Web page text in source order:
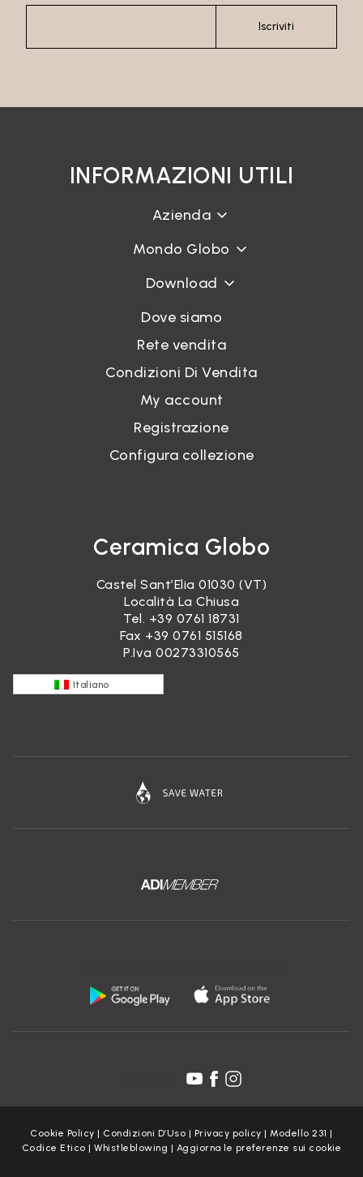
Iscriviti
INFORMAZIONI UTILI
Azienda
Mondo Globo
Download
Dove siamo
Rete vendita
Condizioni Di Vendita
My account
Registrazione
Configura collezione
Ceramica Globo
Castel Sant’Elia 01030 (VT)
Località La Chiusa
Tel. +39 0761 18731
Fax +39 0761 515168
P.Iva 00273310565
Italiano
Cookie Policy | Condizioni D’Uso | Privacy policy |Modello 231 |
Codice Etico |Whistleblowing | Aggiorna le preferenze sui cookie